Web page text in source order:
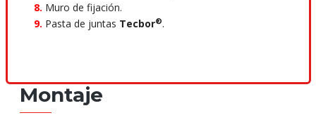
8. Muro de fijación.
9. Pasta de juntas Tecbor®.
Montaje